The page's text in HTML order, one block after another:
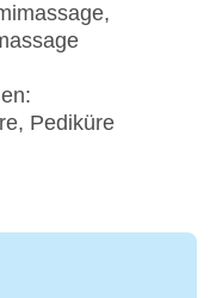
Pediküre